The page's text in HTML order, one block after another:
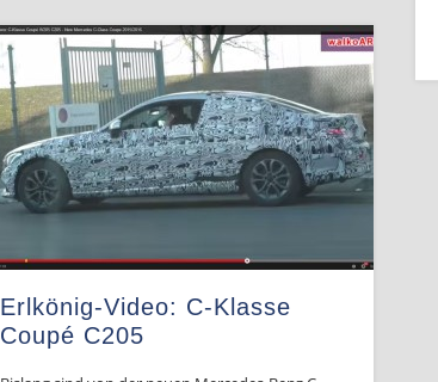
Erlkönig-Video: C-Klasse
Coupé C205